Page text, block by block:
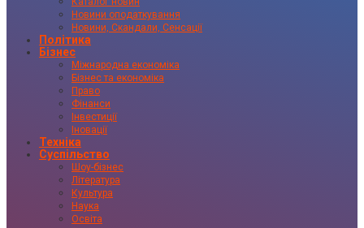
Новини оподаткування
Новини, Скандали, Сенсації
Політика
Бізнес
Міжнародна економіка
Бізнес та економіка
Право
Фінанси
Інвестиції
Іновації
Техніка
Суспільство
Шоу-бізнес
Література
Культура
Наука
Освіта